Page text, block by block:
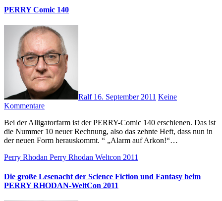
PERRY Comic 140
Ralf 16. September 2011 Keine
Kommentare
Bei der Alligatorfarm ist der PERRY-Comic 140 erschienen. Das ist
die Nummer 10 neuer Rechnung, also das zehnte Heft, dass nun in
der neuen Form herauskommt. “ „Alarm auf Arkon!“…
Perry Rhodan Perry Rhodan Weltcon 2011
Die große Lesenacht der Science Fiction und Fantasy beim
PERRY RHODAN-WeltCon 2011